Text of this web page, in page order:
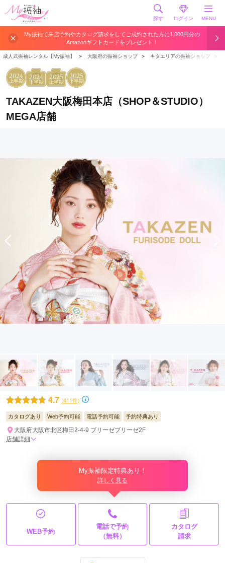
探す ログイン MENU
My振袖で来店予約やカタログ請求をしてご成約された方に1,000円分の
Amazonギフトカードをプレゼント！
成人式振袖レンタル【My振袖】 ＞ 大阪府の振袖ショップ ＞ キタエリアの振袖ショップ ＞
2024
上半期 2024
下半期
2025
上半期
2025
下半期
TAKAZEN大阪梅田本店（SHOP＆STUDIO）
MEGA店舗
4.7 (411件)
カタログあり Web予約可能 電話予約可能 予約特典あり
大阪府大阪市北区梅田2-4-9 ブリーゼブリーゼ2F
店舗詳細
My振袖限定特典あり！
詳しく見る
WEB予約
電話で予約
（無料）
カタログ
請求